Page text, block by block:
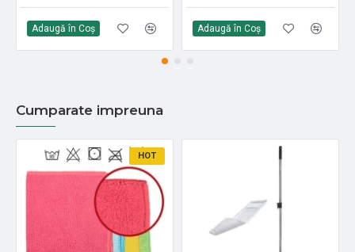
Adaugă în Coş Adaugă în Coş
Cumparate impreuna
HOT